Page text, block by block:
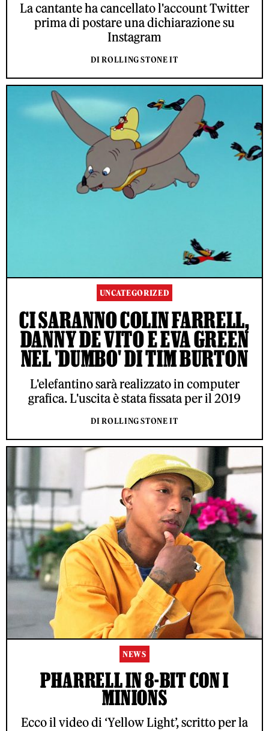
La cantante ha cancellato l'account Twitter
prima di postare una dichiarazione su
Instagram
DI ROLLING STONE IT
UNCATEGORIZED
CI SARANNO COLIN FARRELL,
DANNY DE VITO E EVA GREEN
NEL 'DUMBO' DI TIM BURTON
L'elefantino sarà realizzato in computer
grafica. L'uscita è stata fissata per il 2019
DI ROLLING STONE IT
NEWS
PHARRELL IN 8-BIT CON I
MINIONS
Ecco il video di ‘Yellow Light’, scritto per la